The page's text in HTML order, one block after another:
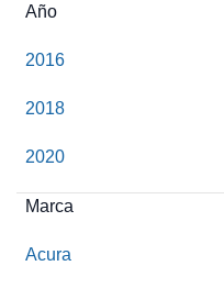
Año
2016
2018
2020
Marca
Acura